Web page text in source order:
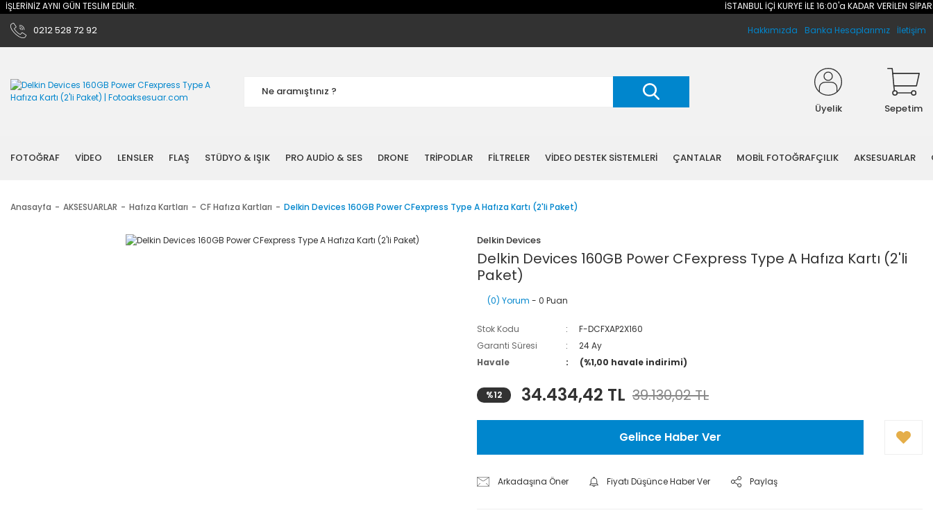
AYNI GÜN TESLİM EDİLİR. İSTANBUL İÇİ KURYE İLE 16:00'a KADAR VERİLEN
0212 528 72 92 Hakkımızda Banka Hesaplarımız İletişim
Üyelik Sepetim
FOTOĞRAF VİDEO LENSLER FLAŞ STÜDYO & IŞIK PRO AUDİO & SES DRONE TRİPODLAR FİLTRELER VİDEO DESTEK SİSTEMLERİ ÇANTALAR MOBİL FOTOĞRAFÇILIK AKSESUARLAR
Anasayfa AKSESUARLAR Hafıza Kartları CF Hafıza Kartları Delkin Devices 160GB Power CFexpress Type A Hafıza Kartı (2'li Paket)
Delkin Devices
Delkin Devices 160GB Power CFexpress Type A Hafıza Kartı (2'li
Paket)
(0) Yorum - 0 Puan
Stok Kodu
F-DCFXAP2X160
Garanti Süresi
24 Ay
Havale
(%1,00 havale indirimi)
%12 34.434,42 TL 39.130,02 TL
Gelince Haber Ver
Arkadaşına Öner Fiyatı Düşünce Haber Ver Paylaş